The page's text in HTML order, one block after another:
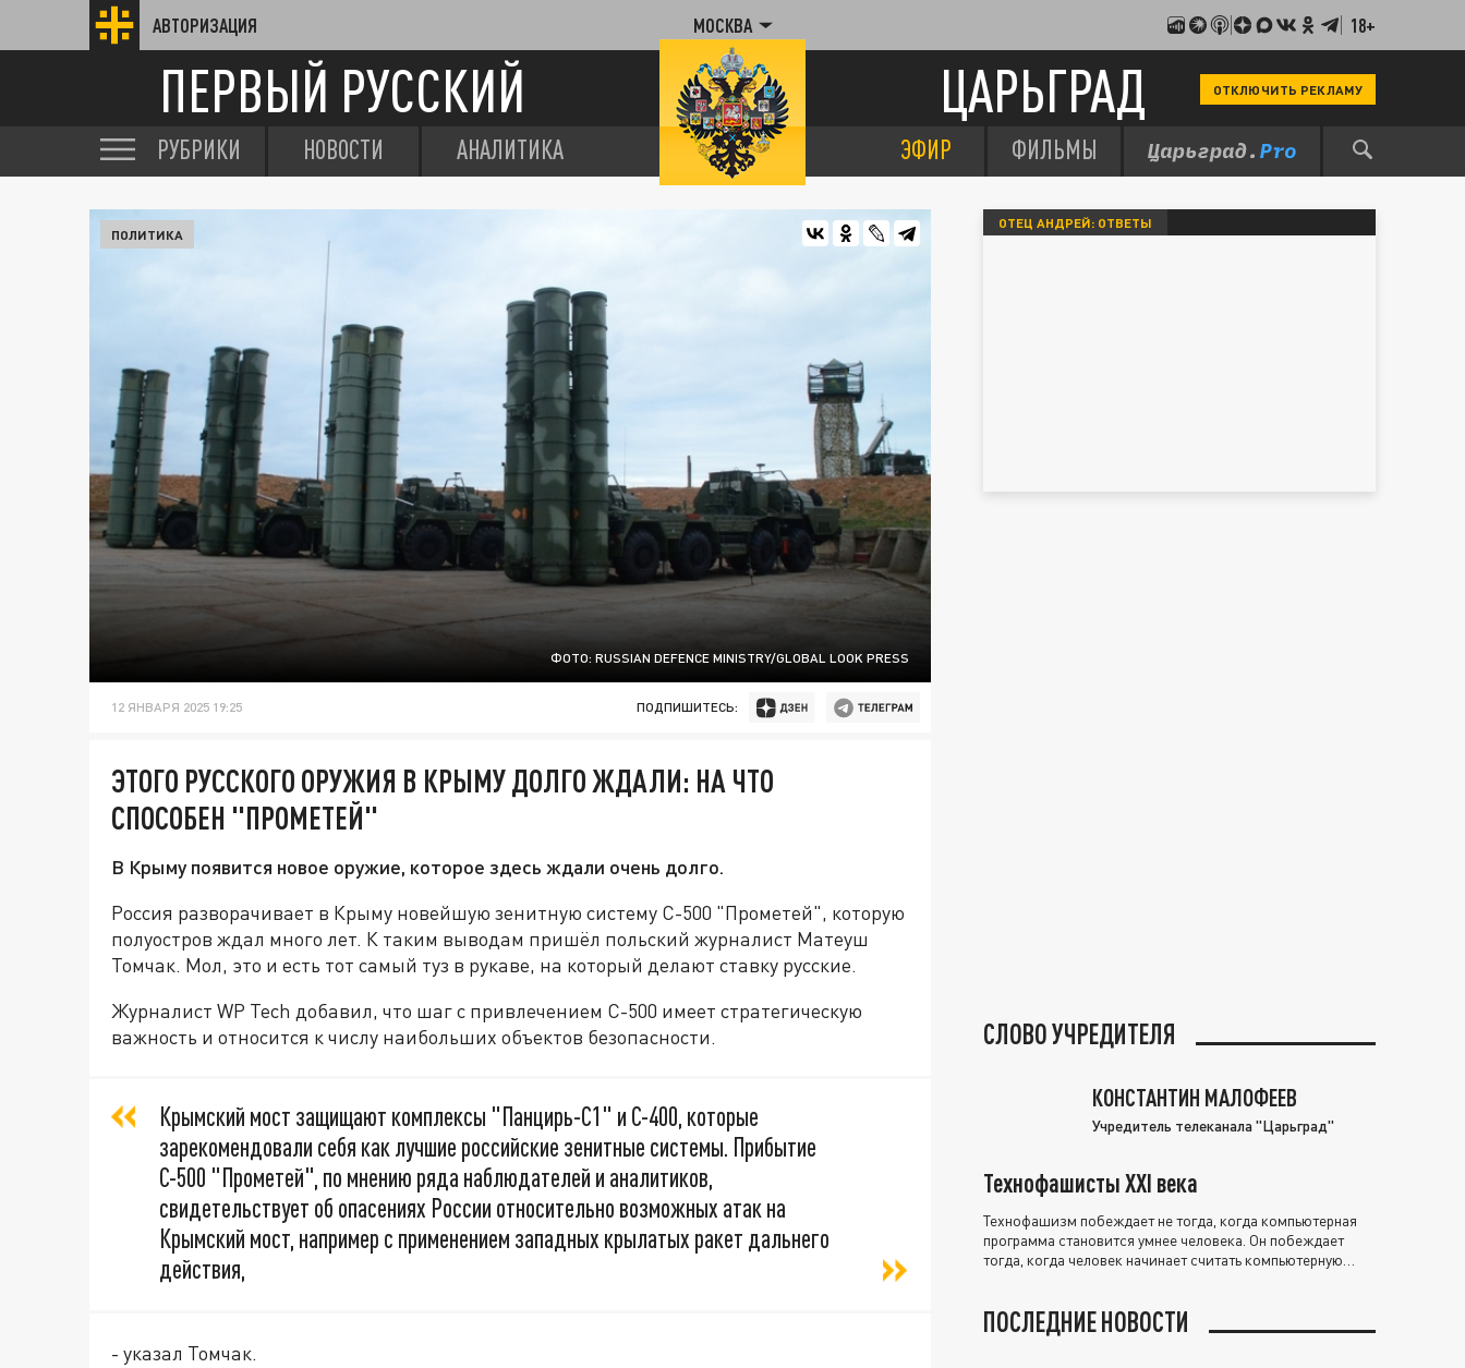
АВТОРИЗАЦИЯ МОСКВА 18+
ПЕРВЫЙ РУССКИЙ ЦАРЬГРАД ОТКЛЮЧИТЬ РЕКЛАМУ
РУБРИКИ НОВОСТИ АНАЛИТИКА ЭФИР ФИЛЬМЫ
ФОТО: RUSSIAN DEFENCE MINISTRY/GLOBAL LOOK PRESS
ПОЛИТИКА
12 ЯНВАРЯ 2025 19:25 ПОДПИШИТЕСЬ:
ЭТОГО РУССКОГО ОРУЖИЯ В КРЫМУ ДОЛГО ЖДАЛИ: НА ЧТО
СПОСОБЕН "ПРОМЕТЕЙ"
В Крыму появится новое оружие, которое здесь ждали очень долго.
Россия разворачивает в Крыму новейшую зенитную систему С-500 "Прометей", которую
полуостров ждал много лет. К таким выводам пришёл польский журналист Матеуш
Томчак. Мол, это и есть тот самый туз в рукаве, на который делают ставку русские.
Журналист WP Tech добавил, что шаг с привлечением С-500 имеет стратегическую
важность и относится к числу наибольших объектов безопасности.
Крымский мост защищают комплексы "Панцирь-С1" и С-400, которые
зарекомендовали себя как лучшие российские зенитные системы. Прибытие
С-500 "Прометей", по мнению ряда наблюдателей и аналитиков,
свидетельствует об опасениях России относительно возможных атак на
Крымский мост, например с применением западных крылатых ракет дальнего
действия,
- указал Томчак.
ОТЕЦ АНДРЕЙ: ОТВЕТЫ
СЛОВО УЧРЕДИТЕЛЯ
КОНСТАНТИН МАЛОФЕЕВ
Учредитель телеканала "Царьград"
Технофашисты XXI века
Технофашизм побеждает не тогда, когда компьютерная
программа становится умнее человека. Он побеждает
тогда, когда человек начинает считать компьютерную
ПОСЛЕДНИЕ НОВОСТИ